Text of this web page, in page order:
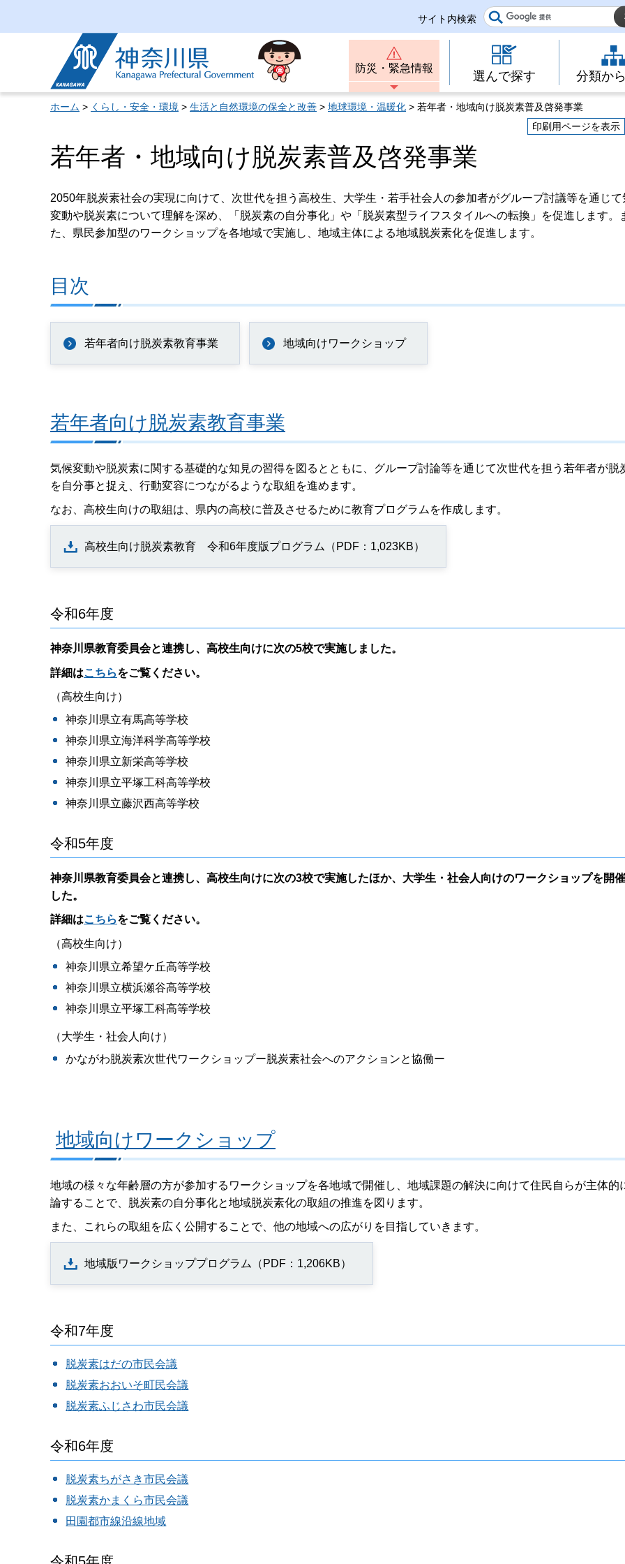
サイト内検索
神奈川県
防災・緊急情報
選んで探す 分類か
ホーム > くらし・安全・環境 > 生活と自然環境の保全と改善 > 地球環境・温暖化 > 若年者・地域向け脱炭素普及啓発事業
印刷用ページを表示
若年者・地域向け脱炭素普及啓発事業
2050年脱炭素社会の実現に向けて、次世代を担う高校生、大学生・若手社会人の参加者がグループ討議等を通じて
変動や脱炭素について理解を深め、「脱炭素の自分事化」や「脱炭素型ライフスタイルへの転換」を促進します。
た、県民参加型のワークショップを各地域で実施し、地域主体による地域脱炭素化を促進します。
目次
若年者向け脱炭素教育事業 地域向けワークショップ
若年者向け脱炭素教育事業
気候変動や脱炭素に関する基礎的な知見の習得を図るとともに、グループ討論等を通じて次世代を担う若年者が脱
を自分事と捉え、行動変容につながるような取組を進めます。
なお、高校生向けの取組は、県内の高校に普及させるために教育プログラムを作成します。
高校生向け脱炭素教育 令和6年度版プログラム（PDF：1,023KB）
令和6年度
神奈川県教育委員会と連携し、高校生向けに次の5校で実施しました。
詳細はこちらをご覧ください。
（高校生向け）
神奈川県立有馬高等学校
神奈川県立海洋科学高等学校
神奈川県立新栄高等学校
神奈川県立平塚工科高等学校
神奈川県立藤沢西高等学校
令和5年度
神奈川県教育委員会と連携し、高校生向けに次の3校で実施したほか、大学生・社会人向けのワークショップを開
した。
詳細はこちらをご覧ください。
（高校生向け）
神奈川県立希望ケ丘高等学校
神奈川県立横浜瀬谷高等学校
神奈川県立平塚工科高等学校
（大学生・社会人向け）
かながわ脱炭素次世代ワークショップー脱炭素社会へのアクションと協働ー
地域向けワークショップ
地域の様々な年齢層の方が参加するワークショップを各地域で開催し、地域課題の解決に向けて住民自らが主体的
論することで、脱炭素の自分事化と地域脱炭素化の取組の推進を図ります。
また、これらの取組を広く公開することで、他の地域への広がりを目指していきます。
地域版ワークショッププログラム（PDF：1,206KB）
令和7年度
脱炭素はだの市民会議
脱炭素おおいそ町民会議
脱炭素ふじさわ市民会議
令和6年度
脱炭素ちがさき市民会議
脱炭素かまくら市民会議
田園都市線沿線地域